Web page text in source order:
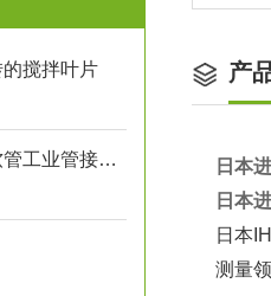
搅拌叶片
池田屋精品！南国柔性软管工业管接头式氟树脂软管 NK-FJS-A 参数介绍
产
日本
日本
日本
测量